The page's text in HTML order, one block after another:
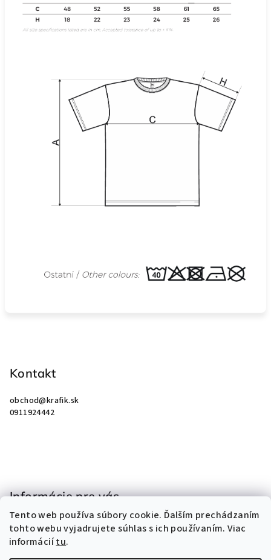
Tento web používa súbory cookie. Ďalším prechádzaním
tohto webu vyjadrujete súhlas s ich používaním. Viac
informáciítu.
Kontakt
obchod@krafik.sk
0911924442
Informácie pre vás
Obchodné podmienky
Podmienky ochrany osobných údajov